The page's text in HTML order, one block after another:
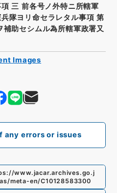
any errors or issues
三 前各号ノ外特ニ所轄軍
隊ヨリ命セラレタル事項 第
助セシムル為所轄軍政署又
www.jacar.archives.go.j
meta-en/C10128583300
Images